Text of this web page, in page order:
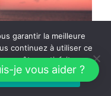
je vous aider ?
garantir la meilleure
continuez à utiliser ce
en êtes satisfait.
de confidentialité